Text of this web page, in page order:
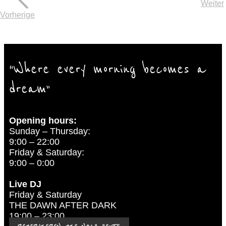
Vorherige
Weiter
“​Where every morning becomes a
dream”
Opening hours:
Sunday – Thursday:
9:00 – 22:00
Friday & Saturday:
9:00 – 0:00
Live DJ
Friday & Saturday
THE DAWN AFTER DARK
19:00 – 23:00